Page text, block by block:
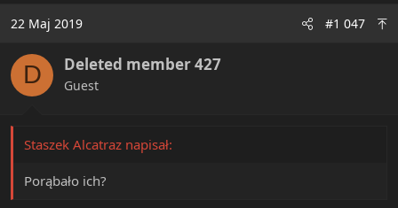
t
o
n
s
22 Maj 2019 #1 047
D Deleted member 427
Guest
Staszek Alcatraz napisał:
Porąbało ich?